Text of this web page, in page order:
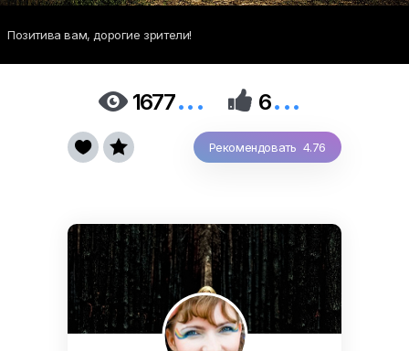
Позитива вам, дорогие зрители!
 1677...  6...
Рекомендовать 4.76
 